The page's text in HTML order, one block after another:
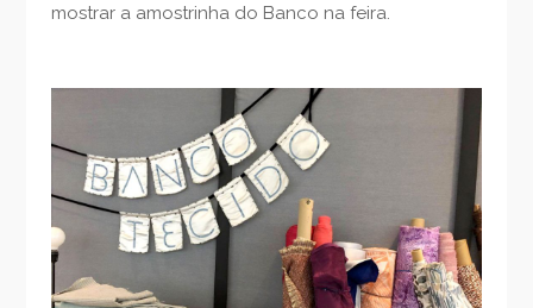
mostrar a amostrinha do Banco na feira.